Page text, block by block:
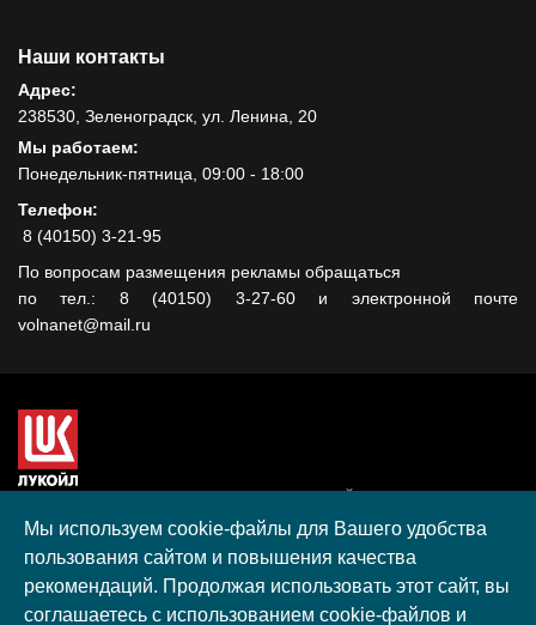
Наши контакты
Адрес:
238530, Зеленоградск, ул. Ленина, 20
Мы работаем:
Понедельник-пятница, 09:00 - 18:00
Телефон:
8 (40150) 3-21-95
По вопросам размещения рекламы обращаться
по тел.: 8 (40150) 3-27-60 и электронной почте
volnanet@mail.ru
гранта, полученного в рамках XIII Конкурса социальных и
культурных проектов ПАО "ЛУКОЙЛ" на территории
Калининградской области в 2020 году
Согласие на обработку персональных данных
Мы используем cookie-файлы для Вашего удобства
пользования сайтом и повышения качества
рекомендаций. Продолжая использовать этот сайт, вы
соглашаетесь с использованием cookie-файлов и